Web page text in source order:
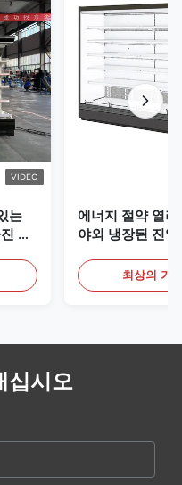
VIDEO
는
음
에너지 절약 열
야외 냉장된 진열
최상의 가
십시오